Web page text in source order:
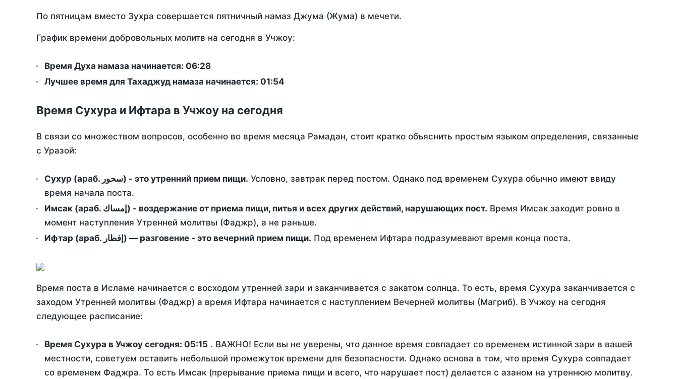
По пятницам вместо Зухра совершается пятничный намаз Джума (Жума) в мечети.
График времени добровольных молитв на сегодня в Учжоу:
Время Духа намаза начинается: 06:28
Лучшее время для Тахаджуд намаза начинается: 01:54
Время Сухура и Ифтара в Учжоу на сегодня
В связи со множеством вопросов, особенно во время месяца Рамадан, стоит кратко объяснить простым языком определения, связанные
с Уразой:
Сухур (араб. سحور) - это утренний прием пищи. Условно, завтрак перед постом. Однако под временем Сухура обычно имеют ввиду
время начала поста.
Имсак (араб. إمساك) - воздержание от приема пищи, питья и всех других действий, нарушающих пост. Время Имсак заходит ровно в
момент наступления Утренней молитвы (Фаджр), а не раньше.
Ифтар (араб. إفطار) — разговение - это вечерний прием пищи. Под временем Ифтара подразумевают время конца поста.
Время поста в Исламе начинается с восходом утренней зари и заканчивается с закатом солнца. То есть, время Сухура заканчивается с
заходом Утренней молитвы (Фаджр) а время Ифтара начинается с наступлением Вечерней молитвы (Магриб). В Учжоу на сегодня
следующее расписание:
Время Сухура в Учжоу сегодня: 05:15 . ВАЖНО! Если вы не уверены, что данное время совпадает со временем истинной зари в вашей
местности, советуем оставить небольшой промежуток времени для безопасности. Однако основа в том, что время Сухура совпадает
со временем Фаджра. То есть Имсак (прерывание приема пищи и всего, что нарушает пост) делается с азаном на утреннюю молитву.